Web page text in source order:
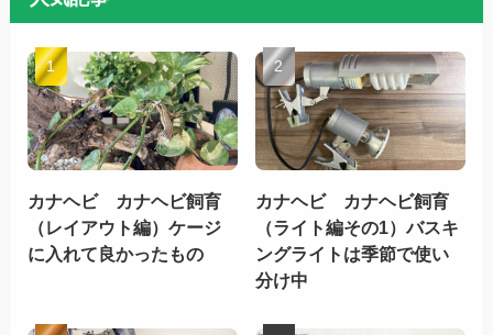
カナヘビ カナヘビ飼育
（レイアウト編）ケージ
に入れて良かったもの
カナヘビ カナヘビ飼育
（ライト編その1）バスキ
ングライトは季節で使い
分け中